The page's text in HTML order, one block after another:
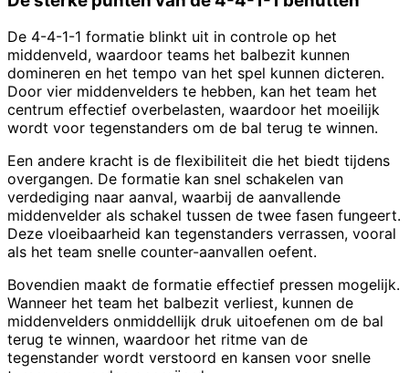
De 4-4-1-1 formatie blinkt uit in controle op het
middenveld, waardoor teams het balbezit kunnen
domineren en het tempo van het spel kunnen dicteren.
Door vier middenvelders te hebben, kan het team het
centrum effectief overbelasten, waardoor het moeilijk
wordt voor tegenstanders om de bal terug te winnen.
Een andere kracht is de flexibiliteit die het biedt tijdens
overgangen. De formatie kan snel schakelen van
verdediging naar aanval, waarbij de aanvallende
middenvelder als schakel tussen de twee fasen fungeert.
Deze vloeibaarheid kan tegenstanders verrassen, vooral
als het team snelle counter-aanvallen oefent.
Bovendien maakt de formatie effectief pressen mogelijk.
Wanneer het team het balbezit verliest, kunnen de
middenvelders onmiddellijk druk uitoefenen om de bal
terug te winnen, waardoor het ritme van de
tegenstander wordt verstoord en kansen voor snelle